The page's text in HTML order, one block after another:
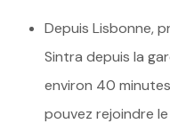
Depuis Lisbonne,
Sintra depuis la
environ 40
pouvez rejoindre